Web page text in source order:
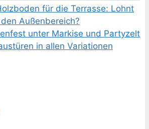
für die Terrasse: Lohnt
Außenbereich?
unter Markise und Partyzelt
in allen Variationen